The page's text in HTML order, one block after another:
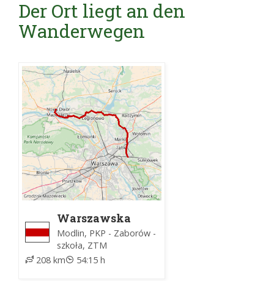
Der Ort liegt an den
Wanderwegen
Warszawska
Obwodnica
Turystyczna
Modlin, PKP - Zaborów -
szkoła, ZTM
208 km
54:15 h